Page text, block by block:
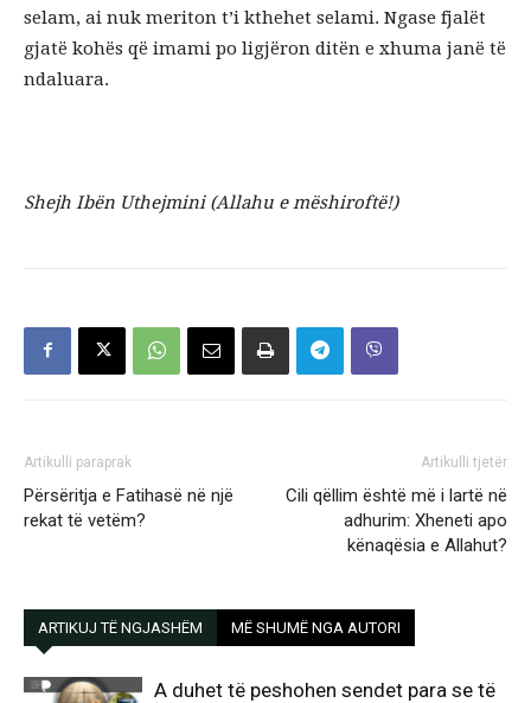
selam, ai nuk meriton t’i kthehet selami. Ngase fjalët
gjatë kohës që imami po ligjëron ditën e xhuma janë të
ndaluara.
Shejh Ibën Uthejmini (Allahu e mëshiroftë!)
Artikulli paraprak
Përsëritja e Fatihasë në një
rekat të vetëm?
Artikulli tjetër
Cili qëllim është më i lartë në
adhurim: Xheneti apo
kënaqësia e Allahut?
ARTIKUJ TË NGJASHËM MË SHUMË NGA AUTORI
A duhet të peshohen sendet para se të